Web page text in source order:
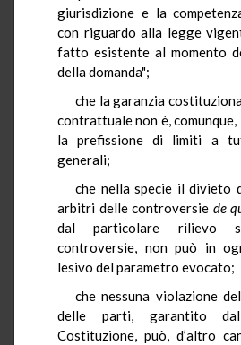
giurisdizione e la
con riguardo alla legge
fatto esistente al momento
della domanda";
che la garanzia
contrattuale non è,
la prefissione di limiti a
generali;
che nella specie il divieto
arbitri delle controversie de
dal particolare rilievo
controversie, non può in
lesivo del parametro evocato;
che nessuna violazione
delle parti, garantito
Costituzione, può, d’altro